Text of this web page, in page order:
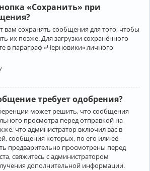
«Сохранить» при
вам сохранять сообщения для того, чтобы
их позже. Для загрузки сохранённого
в параграф «Черновики» личного
требует одобрения?
может решить, что сообщения
просмотра перед отправкой на
что администратор включил вас в
сообщения которых, по его или её
предварительно просмотрены перед
свяжитесь с администратором
дополнительной информации.